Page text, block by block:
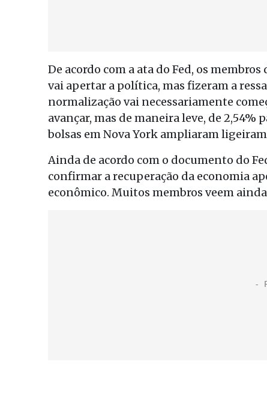
De acordo com a ata do Fed, os
vai apertar a política, mas fizeram a
normalização vai necessariamente
avançar, mas de maneira leve, de 2,54%
bolsas em Nova York ampliaram
Ainda de acordo com o documento do
confirmar a recuperação da economia
econômico. Muitos membros veem